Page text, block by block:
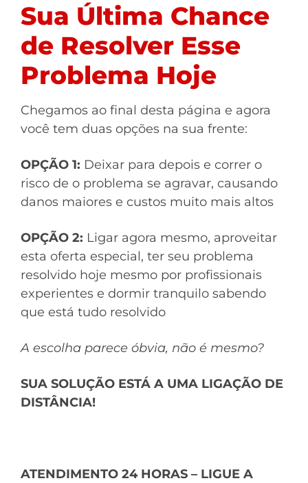
Sua Última Chance
de Resolver Esse
Problema Hoje
Chegamos ao final desta página e agora
você tem duas opções na sua frente:
OPÇÃO 1: Deixar para depois e correr o
risco de o problema se agravar, causando
danos maiores e custos muito mais altos
OPÇÃO 2: Ligar agora mesmo, aproveitar
esta oferta especial, ter seu problema
resolvido hoje mesmo por profissionais
experientes e dormir tranquilo sabendo
que está tudo resolvido
A escolha parece óbvia, não é mesmo?
SUA SOLUÇÃO ESTÁ A UMA LIGAÇÃO DE
DISTÂNCIA!
ATENDIMENTO 24 HORAS – LIGUE A